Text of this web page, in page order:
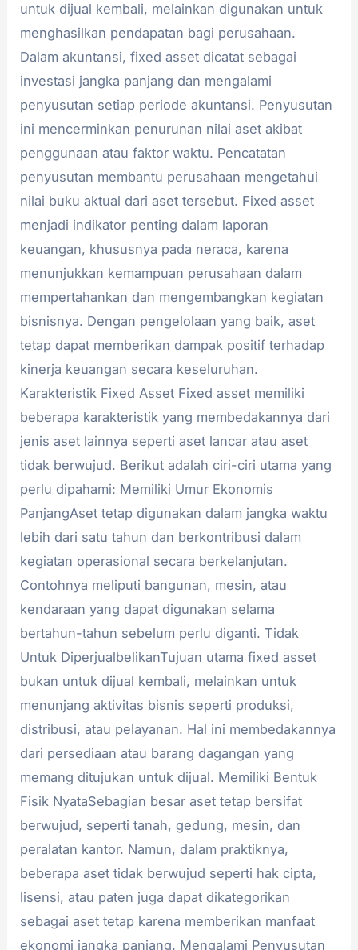
untuk dijual kembali, melainkan digunakan untuk
menghasilkan pendapatan bagi perusahaan.
Dalam akuntansi, fixed asset dicatat sebagai
investasi jangka panjang dan mengalami
penyusutan setiap periode akuntansi. Penyusutan
ini mencerminkan penurunan nilai aset akibat
penggunaan atau faktor waktu. Pencatatan
penyusutan membantu perusahaan mengetahui
nilai buku aktual dari aset tersebut. Fixed asset
menjadi indikator penting dalam laporan
keuangan, khususnya pada neraca, karena
menunjukkan kemampuan perusahaan dalam
mempertahankan dan mengembangkan kegiatan
bisnisnya. Dengan pengelolaan yang baik, aset
tetap dapat memberikan dampak positif terhadap
kinerja keuangan secara keseluruhan.
Karakteristik Fixed Asset Fixed asset memiliki
beberapa karakteristik yang membedakannya dari
jenis aset lainnya seperti aset lancar atau aset
tidak berwujud. Berikut adalah ciri-ciri utama yang
perlu dipahami: Memiliki Umur Ekonomis
PanjangAset tetap digunakan dalam jangka waktu
lebih dari satu tahun dan berkontribusi dalam
kegiatan operasional secara berkelanjutan.
Contohnya meliputi bangunan, mesin, atau
kendaraan yang dapat digunakan selama
bertahun-tahun sebelum perlu diganti. Tidak
Untuk DiperjualbelikanTujuan utama fixed asset
bukan untuk dijual kembali, melainkan untuk
menunjang aktivitas bisnis seperti produksi,
distribusi, atau pelayanan. Hal ini membedakannya
dari persediaan atau barang dagangan yang
memang ditujukan untuk dijual. Memiliki Bentuk
Fisik NyataSebagian besar aset tetap bersifat
berwujud, seperti tanah, gedung, mesin, dan
peralatan kantor. Namun, dalam praktiknya,
beberapa aset tidak berwujud seperti hak cipta,
lisensi, atau paten juga dapat dikategorikan
sebagai aset tetap karena memberikan manfaat
ekonomi jangka panjang. Mengalami Penyusutan